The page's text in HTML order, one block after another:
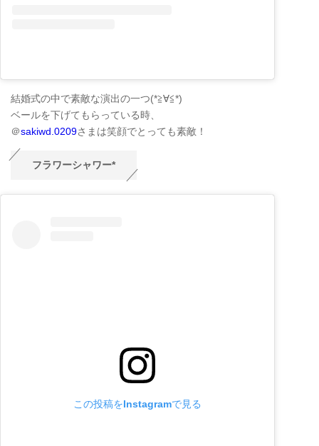
結婚式の中で素敵な演出の一つ(*≧∀≦*)
ベールを下げてもらっている時、
＠sakiwd.0209さまは笑顔でとっても素敵！
フラワーシャワー*
この投稿をInstagramで見る